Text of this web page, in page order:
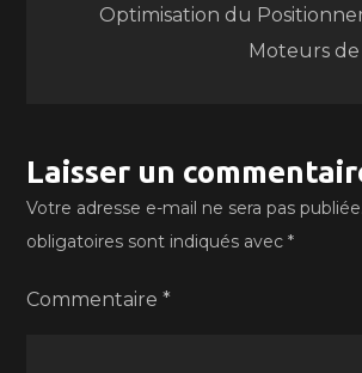
l’article
Optimisation du
Moteurs
Laisser un
Votre adresse e-mail ne sera pas publiée.
obligatoires sont indiqués avec*
Commentaire*